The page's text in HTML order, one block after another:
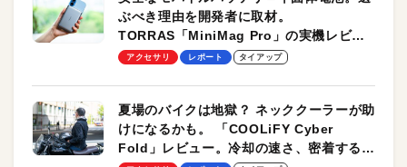
ぶべき理由を開発者に取材。
TORRAS「MiniMag Pro」の実機レビュ
ーも
アクセサリ レポート タイアップ
夏場のバイクは地獄？ ネッククーラーが助
けになるかも。 「COOLiFY Cyber
Fold」レビュー。冷却の速さ、密着する冷